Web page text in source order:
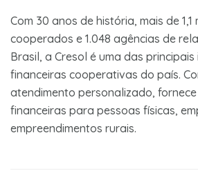
Com 30 anos de história, mais de 1,1
cooperados e 1.048 agências de
Brasil, a Cresol é uma das principais
financeiras cooperativas do país.
atendimento personalizado,
financeiras para pessoas físicas,
empreendimentos rurais.